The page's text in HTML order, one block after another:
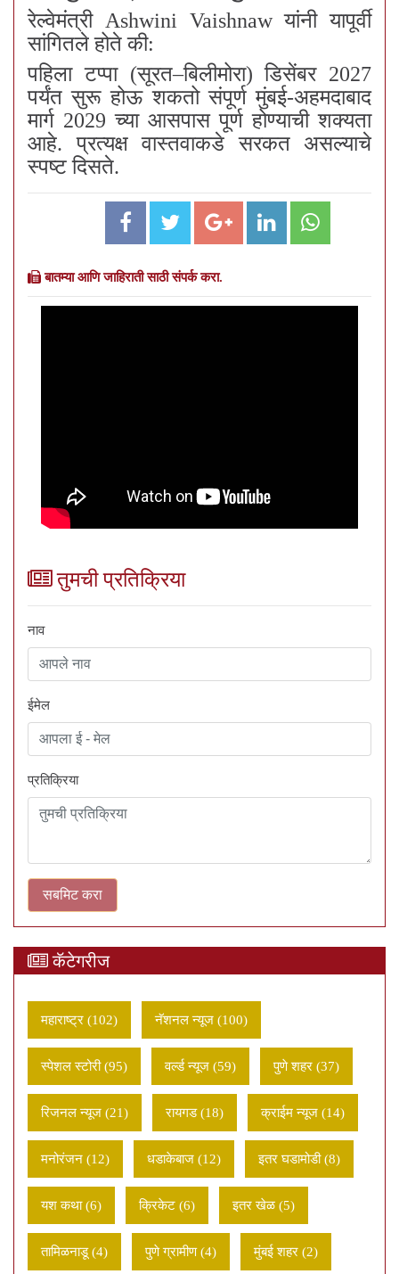
रेल्वेमंत्री Ashwini Vaishnaw यांनी यापूर्वी
सांगितले होते की:
पहिला टप्पा (सूरत–बिलीमोरा) डिसेंबर 2027
पर्यंत सुरू होऊ शकतो संपूर्ण मुंबई-अहमदाबाद
मार्ग 2029 च्या आसपास पूर्ण होण्याची शक्यता
आहे. प्रत्यक्ष वास्तवाकडे सरकत असल्याचे
स्पष्ट दिसते.
बातम्या आणि जाहिराती साठी संपर्क करा.
तुमची प्रतिक्रिया
नाव
ईमेल
प्रतिक्रिया
कॅटेगरीज
महाराष्ट्र (102) नॅशनल न्यूज (100)
स्पेशल स्टोरी (95) वर्ल्ड न्यूज (59) पुणे शहर (37)
रिजनल न्यूज (21) रायगड (18) क्राईम न्यूज (14)
मनोरंजन (12) धडाकेबाज (12) इतर घडामोडी (8)
यश कथा (6) क्रिकेट (6) इतर खेळ (5)
तामिळनाडू (4) पुणे ग्रामीण (4) मुंबई शहर (2)